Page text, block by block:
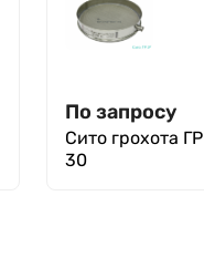
По запросу
Сито грохота ГР
30